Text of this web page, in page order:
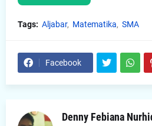
Tags: Aljabar Matematika SMA
Facebook
Denny Febiana